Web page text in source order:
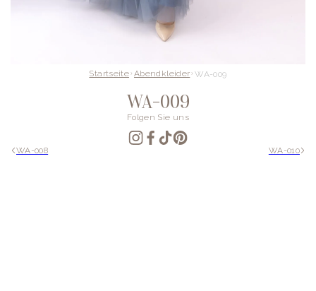
Startseite Abendkleider WA-009
WA-009
Folgen Sie uns
WA-008 WA-010